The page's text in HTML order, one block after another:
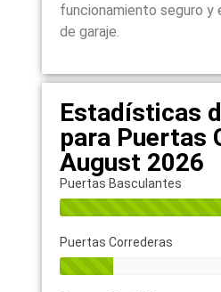
funcionamiento seguro
de garaje.
Estadísticas
para Puertas
August 2026
Puertas Basculantes
Puertas Correderas